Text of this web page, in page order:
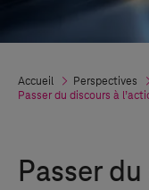
Accueil Perspectives
Passer du discours à
Passer